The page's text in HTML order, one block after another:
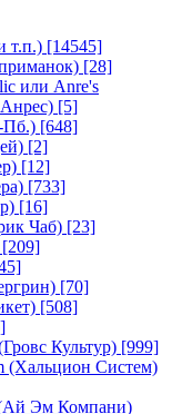
т.п.) [14545]
[28]
или Anre's
[5]
Пб.) [648]
[2]
[12]
[733]
[16]
Чаб) [23]
[209]
[70]
[508]
Культур) [999]
(Хальцион Систем)
Эм Компани)